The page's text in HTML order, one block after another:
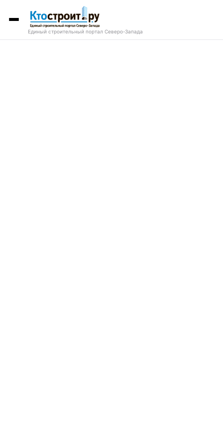
Единый строительный портал Северо-Запада